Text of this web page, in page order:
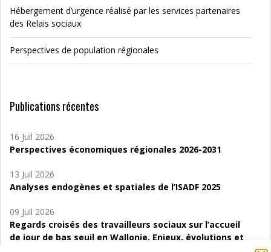
Hébergement d’urgence réalisé par les services partenaires
des Relais sociaux
Perspectives de population régionales
Publications récentes
16 Juil 2026
Perspectives économiques régionales 2026-2031
13 Juil 2026
Analyses endogènes et spatiales de l’ISADF 2025
09 Juil 2026
Regards croisés des travailleurs sociaux sur l’accueil
de jour de bas seuil en Wallonie. Enjeux, évolutions et